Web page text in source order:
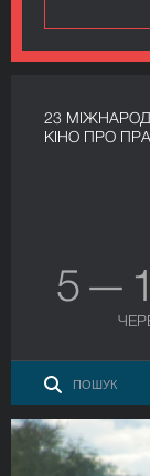
23
КІНО ПРО
5 —